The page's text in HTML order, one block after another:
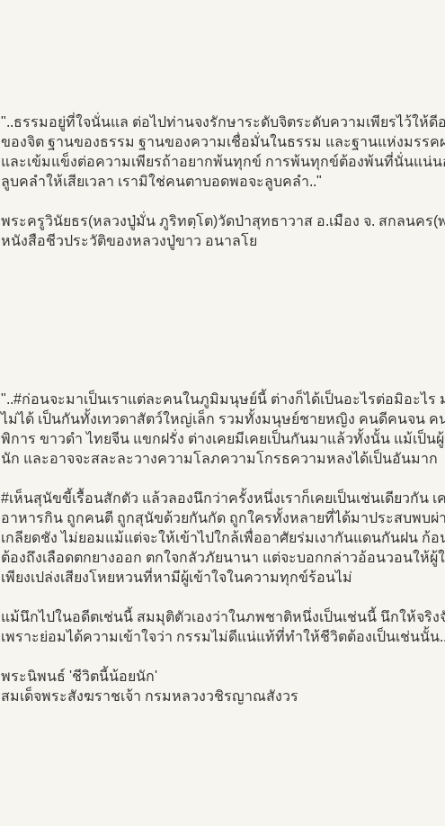
"..ธรรมอยู่ที่ใจนั่นแล ต่อไปท่านจงรักษาระดับจิตระดับความเพียรไว้ให้
ของจิต ฐานของธรรม ฐานของความเชื่อมั่นในธรรม และฐานแห่งมรร
และเข้มแข็งต่อความเพียรถ้าอยากพ้นทุกข์ การพ้นทุกข์ต้องพ้นที่นั่นแน่
ลูบคลำให้เสียเวลา เรามิใช่คนตาบอดพอจะลูบคลำ.."
พระครูวินัยธร(หลวงปู่มั่น ภูริทตฺโต)วัดป่าสุทธาวาส อ.เมือง จ. สกลนค
หนังสือชีวประวัติของหลวงปู่ขาว อนาลโย
"..#ก่อนจะมาเป็นเราแต่ละคนในภูมิมนุษย์นี้ ต่างก็ได้เป็นอะไรต่อมิอะไ
ไม่ได้ เป็นกันทั้งเทวดาสัตว์ใหญ่เล็ก รวมทั้งมนุษย์ชายหญิง คนดีคนจน
พิการ ขาวดำ ไทยจีน แขกฝรั่ง ต่างเคยมีเคยเป็นกันมาแล้วทั้งนั้น แม้เป็น
นัก และอาจจะสละละวางความโลภความโกรธความหลงได้เป็นอันมาก
#เห็นสุนัขขี้เรื้อนสักตัว แล้วลองนึกว่าครั้งหนึ่งเราก็เคยเป็นเช่นเดียวกัน เ
อาหารกิน ถูกคนตี ถูกสุนัขด้วยกันกัด ถูกใครทั้งหลายที่ได้มาประสบพบผ่า
เกลียดชัง ไม่ยอมแม้แต่จะให้เข้าไปใกล้เพื่ออาศัยร่มเงากันแดนกันฝน
ต้องถึงเลือดตกยางออก ตกใจกลัวภัยนานา แต่จะบอกกล่าวอ้อนวอนให้ผู้
เพียงเปล่งเสียงโหยหวนที่หามีผู้เข้าใจในความทุกข์ร้อนไม่
แม้นึกไปในอดีตเช่นนี้ สมมุติตัวเองว่าในภพชาติหนึ่งเป็นเช่นนี้ นึกให้จริง
เพราะย่อมได้ความเข้าใจว่า กรรมไม่ดีแน่แท้ที่ทำให้ชีวิตต้องเป็นเช่นนั้น
พระนิพนธ์ 'ชีวิตนี้น้อยนัก'
สมเด็จพระสังฆราชเจ้า กรมหลวงวชิรญาณสังวร